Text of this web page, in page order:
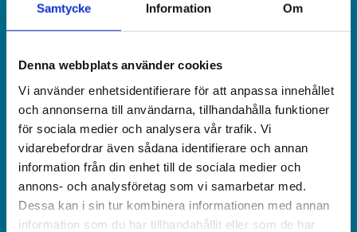
Samtycke Information Om
Denna webbplats använder cookies
Vi använder enhetsidentifierare för att anpassa innehållet
och annonserna till användarna, tillhandahålla funktioner
för sociala medier och analysera vår trafik. Vi
vidarebefordrar även sådana identifierare och annan
information från din enhet till de sociala medier och
annons- och analysföretag som vi samarbetar med.
Dessa kan i sin tur kombinera informationen med annan
information som du har tillhandahållit eller som de har
Världen idag är en rikstäckande
och obunden nyhets­­­tidning på kristen grund.
Ansvarig utgivare och chef­redaktör:
Jonas Adolfsson
© Världen idag AB